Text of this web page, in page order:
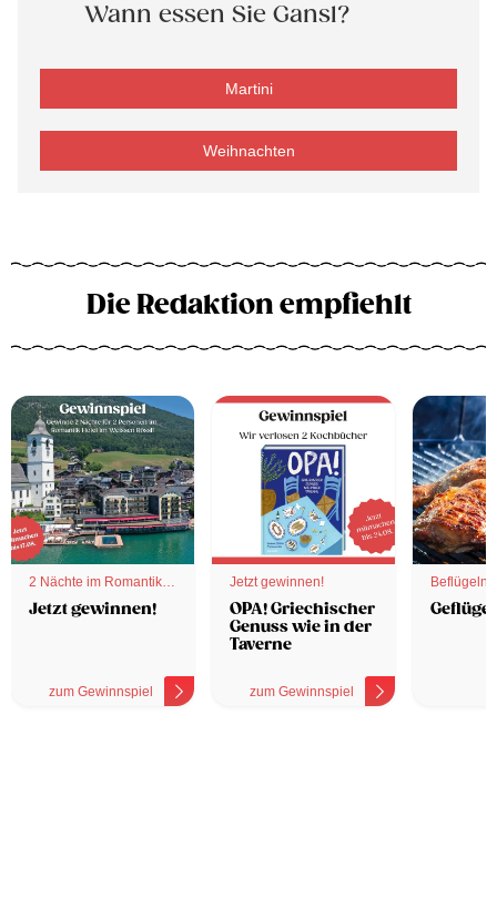
Wann essen Sie Gansl?
Martini
Weihnachten
Die Redaktion empfiehlt
2 Nächte im Romantik
Hotel
Jetzt gewinnen!
zum Gewinnspiel
Jetzt gewinnen!
OPA! Griechischer
Genuss wie in der
Taverne
zum Gewinnspiel